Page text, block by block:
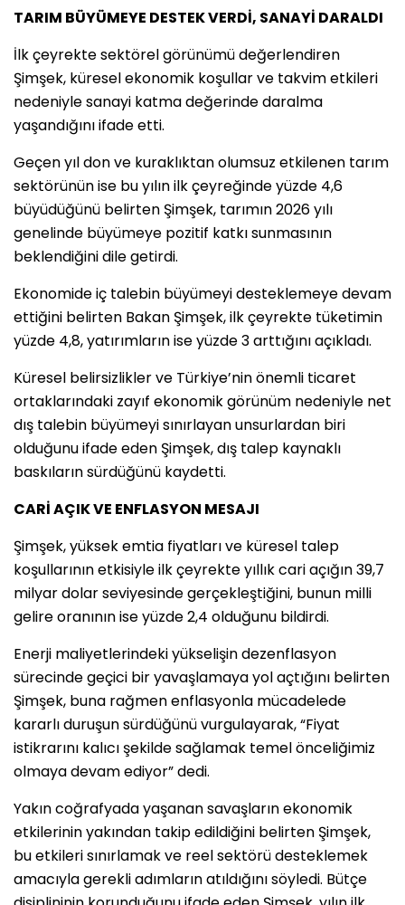
TARIM BÜYÜMEYE DESTEK VERDİ, SANAYİ DARALDI
İlk çeyrekte sektörel görünümü değerlendiren
Şimşek, küresel ekonomik koşullar ve takvim etkileri
nedeniyle sanayi katma değerinde daralma
yaşandığını ifade etti.
Geçen yıl don ve kuraklıktan olumsuz etkilenen tarım
sektörünün ise bu yılın ilk çeyreğinde yüzde 4,6
büyüdüğünü belirten Şimşek, tarımın 2026 yılı
genelinde büyümeye pozitif katkı sunmasının
beklendiğini dile getirdi.
Ekonomide iç talebin büyümeyi desteklemeye devam
ettiğini belirten Bakan Şimşek, ilk çeyrekte tüketimin
yüzde 4,8, yatırımların ise yüzde 3 arttığını açıkladı.
Küresel belirsizlikler ve Türkiye’nin önemli ticaret
ortaklarındaki zayıf ekonomik görünüm nedeniyle net
dış talebin büyümeyi sınırlayan unsurlardan biri
olduğunu ifade eden Şimşek, dış talep kaynaklı
baskıların sürdüğünü kaydetti.
CARİ AÇIK VE ENFLASYON MESAJI
Şimşek, yüksek emtia fiyatları ve küresel talep
koşullarının etkisiyle ilk çeyrekte yıllık cari açığın 39,7
milyar dolar seviyesinde gerçekleştiğini, bunun milli
gelire oranının ise yüzde 2,4 olduğunu bildirdi.
Enerji maliyetlerindeki yükselişin dezenflasyon
sürecinde geçici bir yavaşlamaya yol açtığını belirten
Şimşek, buna rağmen enflasyonla mücadelede
kararlı duruşun sürdüğünü vurgulayarak, “Fiyat
istikrarını kalıcı şekilde sağlamak temel önceliğimiz
olmaya devam ediyor” dedi.
Yakın coğrafyada yaşanan savaşların ekonomik
etkilerinin yakından takip edildiğini belirten Şimşek,
bu etkileri sınırlamak ve reel sektörü desteklemek
amacıyla gerekli adımların atıldığını söyledi. Bütçe